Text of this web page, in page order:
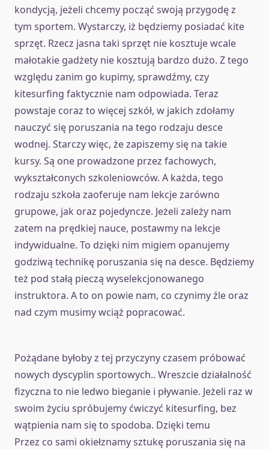
kondycją, jeżeli chcemy począć swoją przygodę z
tym sportem. Wystarczy, iż będziemy posiadać kite
sprzęt. Rzecz jasna taki sprzęt nie kosztuje wcale
małotakie gadżety nie kosztują bardzo dużo. Z tego
względu zanim go kupimy, sprawdźmy, czy
kitesurfing faktycznie nam odpowiada. Teraz
powstaje coraz to więcej szkół, w jakich zdołamy
nauczyć się poruszania na tego rodzaju desce
wodnej. Starczy więc, że zapiszemy się na takie
kursy. Są one prowadzone przez fachowych,
wykształconych szkoleniowców. A każda, tego
rodzaju szkoła zaoferuje nam lekcje zarówno
grupowe, jak oraz pojedyncze. Jeżeli zależy nam
zatem na prędkiej nauce, postawmy na lekcje
indywidualne. To dzięki nim migiem opanujemy
godziwą technikę poruszania się na desce. Będziemy
też pod stałą pieczą wyselekcjonowanego
instruktora. A to on powie nam, co czynimy źle oraz
nad czym musimy wciąż popracować.
Pożądane byłoby z tej przyczyny czasem próbować
nowych dyscyplin sportowych.. Wreszcie działalność
fizyczna to nie ledwo bieganie i pływanie. Jeżeli raz w
swoim życiu spróbujemy ćwiczyć kitesurfing, bez
wątpienia nam się to spodoba. Dzięki temu
Przez co sami okiełznamy sztukę poruszania się na